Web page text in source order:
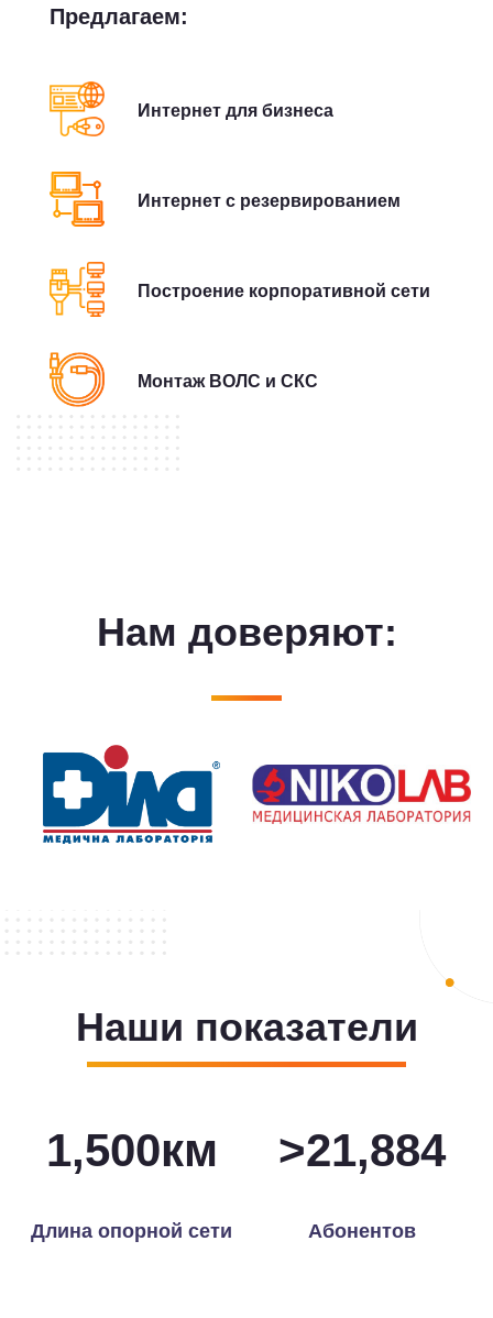
Предлагаем:
Интернет для бизнеса
Интернет с резервированием
Построение корпоративной сети
Монтаж ВОЛС и СКС
Нам доверяют:
Наши показатели
1,500км
Длина опорной сети
>21,966
Абонентов